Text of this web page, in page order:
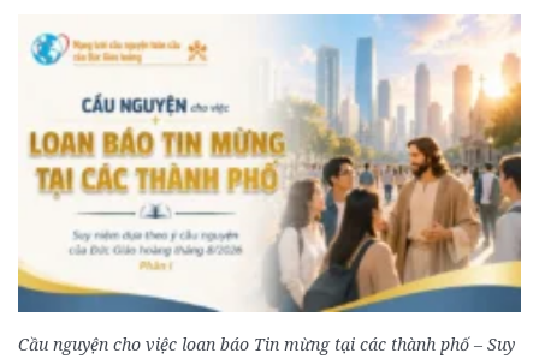
Cầu nguyện cho việc loan báo Tin mừng tại các thành phố – Suy